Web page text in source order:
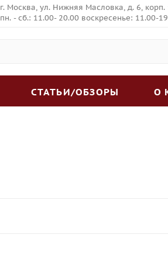
г. Москва, ул. Нижняя Масловка, д. 6, корп.
пн. - сб.: 11.00- 20.00 воскресенье: 11.00-
СТАТЬИ/ОБЗОРЫ О